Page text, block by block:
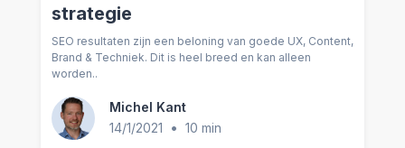
strategie
SEO resultaten zijn een beloning van goede UX, Content,
Brand & Techniek. Dit is heel breed en kan alleen
worden..
Michel Kant
14/1/2021
• 10 min